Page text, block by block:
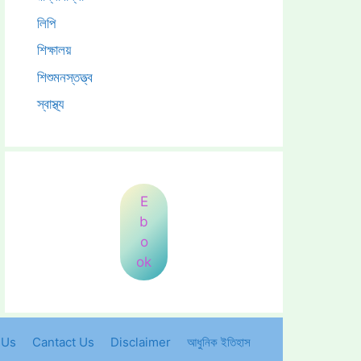
লিপি
শিক্ষালয়
শিশুমনস্তত্ত্ব
স্বাস্থ্য
E
b
o
ok
Cantact Us Disclaimer আধুনিক ইতিহাস